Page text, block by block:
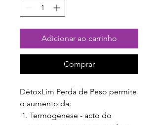
Adicionar ao carrinho
Comprar
DétoxLim Perda de Peso permite
o aumento da:
Termogénese - acto do